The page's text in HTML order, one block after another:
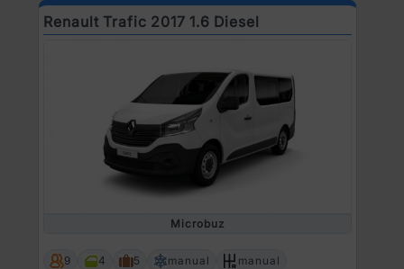
Renault Trafic 2017 1.6 Diesel
Microbuz
9 4 5 manual manual